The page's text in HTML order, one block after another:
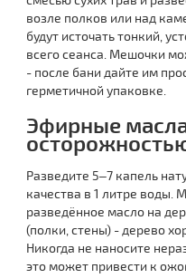
возле полков или над
будут источать тонкий,
всего сеанса. Мешочки
- после бани дайте им
герметичной упаковке.
Эфирные
Разведите 5–7 капель
качества в 1 литре воды.
разведённое масло на
(полки, стены) - дерево
Никогда не наносите
это может привести к